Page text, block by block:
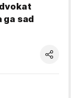
sad